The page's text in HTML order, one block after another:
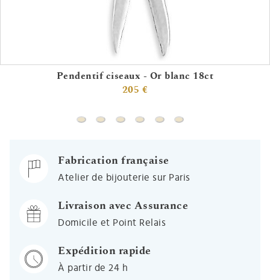
Pendentif ciseaux - Or blanc 18ct
205 €
Pendentif ciseaux - Or blanc 18ct
Pendentif fer à cheval - Or jaune 18ct
Pendentif cartes - Or blanc 18ct
Pendentif ciseau peigne - Or
Pendentif ciseau peigne -
Pendentif cartes - Or
Fabrication française
Atelier de bijouterie sur Paris
Livraison avec Assurance
Domicile et Point Relais
Expédition rapide
À partir de 24 h